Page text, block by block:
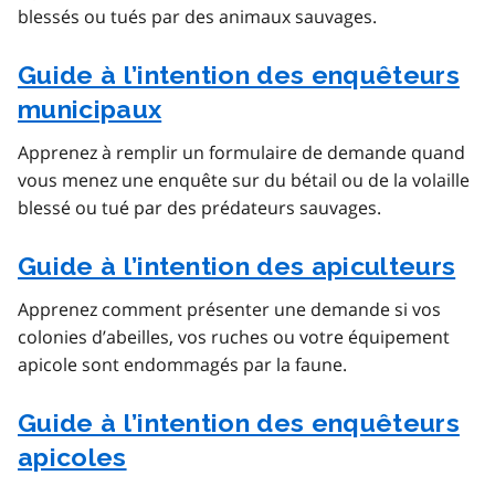
blessés ou tués par des animaux sauvages.
Guide à l’intention des enquêteurs
municipaux
Apprenez à remplir un formulaire de demande quand
vous menez une enquête sur du bétail ou de la volaille
blessé ou tué par des prédateurs sauvages.
Guide à l’intention des apiculteurs
Apprenez comment présenter une demande si vos
colonies d’abeilles, vos ruches ou votre équipement
apicole sont endommagés par la faune.
Guide à l’intention des enquêteurs
apicoles